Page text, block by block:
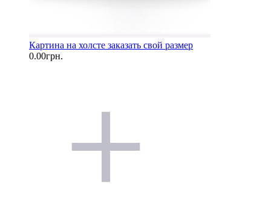
Картина на холсте заказать свой размер
0.00грн.